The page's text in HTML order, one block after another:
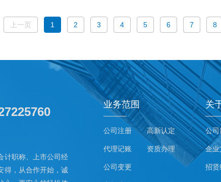
上一页 1 2 3 4 5 6 7 8
计职称、上市公司经
得，从合作开始，诚
业务范围
公司注册
代理记账
公司变更
高新认定
资质办理
关
公司
企业
招贤